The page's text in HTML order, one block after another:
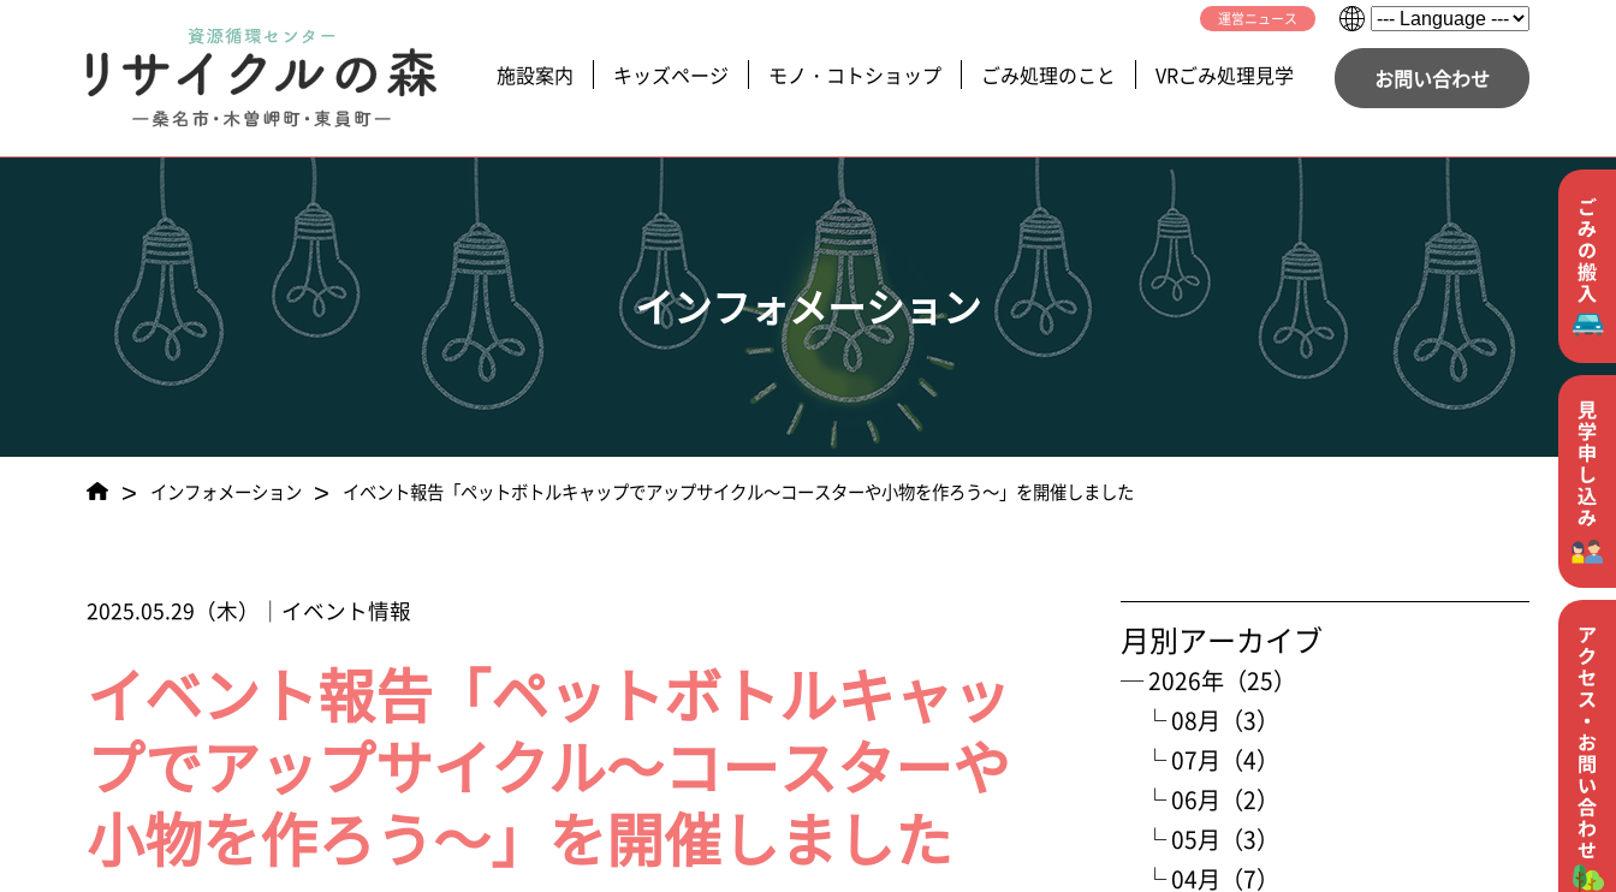
運営ニュース
施設案内 キッズページ モノ・コトショップ ごみ処理のこと VRごみ処理見学 お問い合わせ
インフォメーション
> インフォメーション > イベント報告「ペットボトルキャップでアップサイクル～コースターや小物を作ろう～」を開催しました
2025.05.29（木）｜イベント情報
イベント報告「ペットボトルキャッ
プでアップサイクル～コースターや
小物を作ろう～」を開催しました
月別アーカイブ
─ 2026年（25）
└ 08月（3）
└ 07月（4）
└ 06月（2）
└ 05月（3）
└ 04月（7）